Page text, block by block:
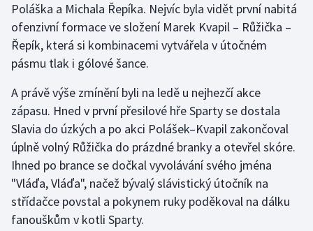
Jezdectví
Judo
Lezení
Lyže a snowboard
Moderní pětiboj
Motorsport
Poláška a Michala Řepíka. Nejvíc byla vidět první nabitá
ofenzivní formace ve složení Marek Kvapil – Růžička –
Řepík, která si kombinacemi vytvářela v útočném
pásmu tlak i gólové šance.
A právě výše zmínění byli na ledě u nejhezčí akce
zápasu. Hned v první přesilové hře Sparty se dostala
Slavia do úzkých a po akci Polášek–Kvapil zakončoval
úplně volný Růžička do prázdné branky a otevřel skóre.
Ihned po brance se dočkal vyvolávání svého jména
"Vláďa, Vláďa", načež bývalý slávistický útočník na
střídačce povstal a pokynem ruky poděkoval na dálku
fanouškům v kotli Sparty.